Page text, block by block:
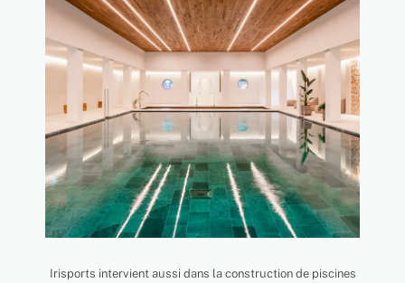
Irisports intervient aussi dans la construction de piscines